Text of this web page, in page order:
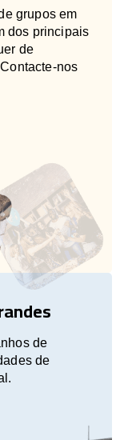
grupos em
dos principais
de
nos
de
de